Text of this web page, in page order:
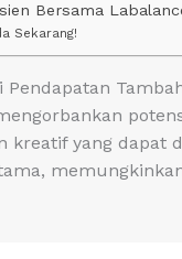
Bersama
Sekarang!
Pendapatan
yang dapat